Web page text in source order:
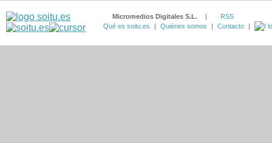
Micromedios Digitales S.L. |
RSS
Qué es soitu.es
| Quiénes somos | Contacto |